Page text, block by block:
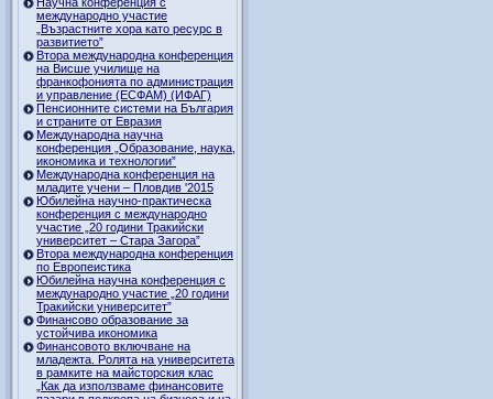
международно участие
„Възрастните хора като ресурс в
развитието”
Втора международна конференция
на Висше училище на
франкофонията по администрация
и управление (ЕСФАМ) (ИФАГ)
Пенсионните системи на България
и страните от Евразия
Международна научна
конференция „Образование, наука,
икономика и технологии”
Международна конференция на
младите учени – Пловдив '2015
Юбилейна научно-практическа
конференция с международно
участие „20 години Тракийски
университет – Стара Загора”
Втора международна конференция
по Европеистика
Юбилейна научна конференция с
международно участие „20 години
Тракийски университет”
Финансово образование за
устойчива икономика
Финансовото включване на
младежта. Ролята на университета
в рамките на майсторския клас
„Как да използваме финансовите